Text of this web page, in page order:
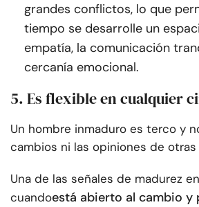
grandes conflictos, lo que
tiempo se desarrolle un
empatía, la comunicación
cercanía emocional.
5. Es flexible en cualquier
Un hombre inmaduro es terco y
cambios ni las opiniones de otras
Una de las señales de madurez
cuandoestá abierto al cambio y